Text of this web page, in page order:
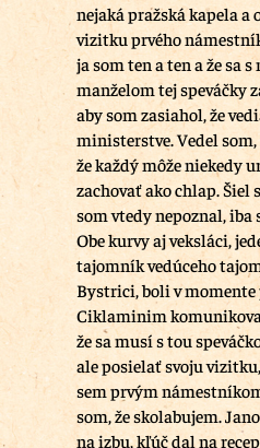
nejaká pražská kapela a
vizitku prvého
ja som ten a ten a že sa
manželom tej speváčky
aby som zasiahol, že
ministerstve. Vedel som,
že každý môže niekedy
zachovať ako chlap.
som vtedy nepoznal, iba
Obe kurvy aj veksláci,
tajomník vedúceho
Bystrici, boli v momente
Ciklaminim
že sa musí s tou
ale posielať svoju
sem prvým
som, že skolabujem.
na izbu, kľúč dal na